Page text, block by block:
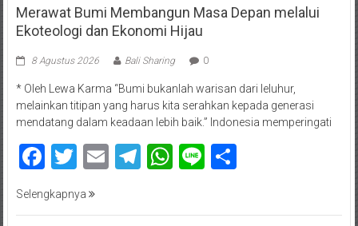
Merawat Bumi Membangun Masa Depan melalui
Ekoteologi dan Ekonomi Hijau
8 Agustus 2026 Bali Sharing 0
* Oleh Lewa Karma “Bumi bukanlah warisan dari leluhur,
melainkan titipan yang harus kita serahkan kepada generasi
mendatang dalam keadaan lebih baik.” Indonesia memperingati
Facebook
Twitter
EmailTelegram
WhatsApp
Line
Selengkapnya